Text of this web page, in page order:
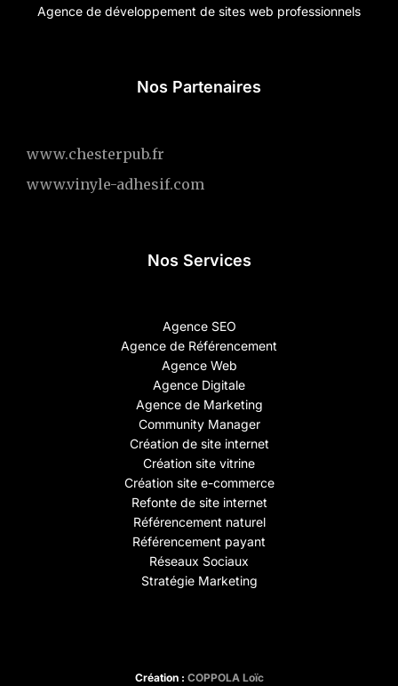
Agence de développement de sites web professionnels
Nos Partenaires
www.chesterpub.fr
www.vinyle-adhesif.com
Nos Services
Agence SEO
Agence de Référencement
Agence Web
Agence Digitale
Agence de Marketing
Community Manager
Création de site internet
Création site vitrine
Création site e-commerce
Refonte de site internet
Référencement naturel
Référencement payant
Réseaux Sociaux
Stratégie Marketing
Création : COPPOLA Loïc